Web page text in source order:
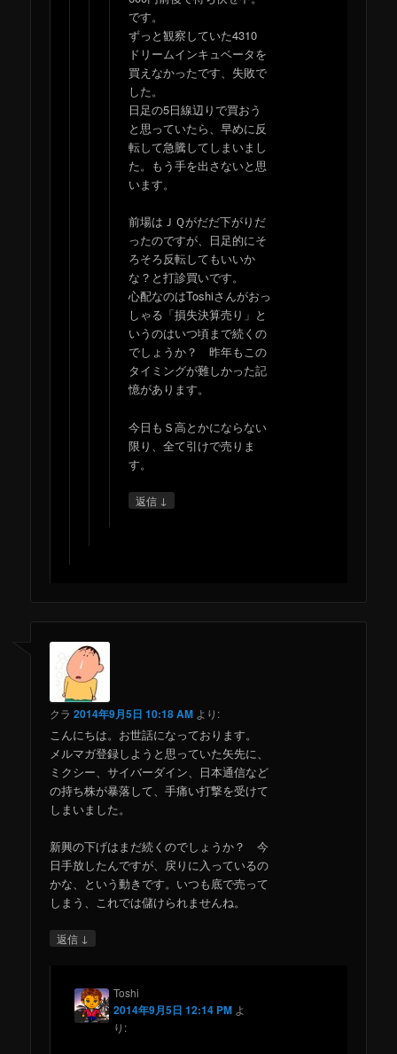
です。
ずっと観察していた4310
ドリームインキュベータを
買えなかったです、失敗で
した。
日足の5日線辺りで買おう
と思っていたら、早めに反
転して急騰してしまいまし
た。もう手を出さないと思
います。
前場はＪＱがだだ下がりだ
ったのですが、日足的にそ
ろそろ反転してもいいか
な？と打診買いです。
心配なのはToshiさんがおっ
しゃる「損失決算売り」と
いうのはいつ頃まで続くの
でしょうか？ 昨年もこの
タイミングが難しかった記
憶があります。
今日もＳ高とかにならない
限り、全て引けで売りま
す。
返信 ↓
クラ 2014年9月5日 10:18 AM より:
こんにちは。お世話になっております。
メルマガ登録しようと思っていた矢先に、
ミクシー、サイバーダイン、日本通信など
の持ち株が暴落して、手痛い打撃を受けて
しまいました。
新興の下げはまだ続くのでしょうか？ 今
日手放したんですが、戻りに入っているの
かな、という動きです。いつも底で売って
しまう、これでは儲けられませんね。
返信 ↓
Toshi
2014年9月5日 12:14 PM よ
り: